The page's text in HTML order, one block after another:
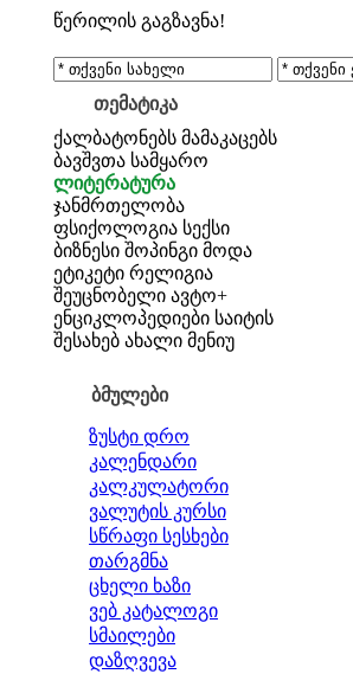
წერილის გაგზავნა!
თემატიკა
ქალბატონებს მამაკაცებს
ბავშვთა სამყარო
ლიტერატურა
ჯანმრთელობა
ფსიქოლოგია სექსი
ბიზნესი შოპინგი მოდა
ეტიკეტი რელიგია
შეუცნობელი ავტო+
ენციკლოპედიები საიტის
შესახებ ახალი მენიუ
ბმულები
ზუსტი დრო
კალენდარი
კალკულატორი
ვალუტის კურსი
სწრაფი სესხები
თარგმნა
ცხელი ხაზი
ვებ კატალოგი
სმაილები
დაზღვევა